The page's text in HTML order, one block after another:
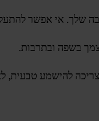
שלך. אי אפשר
בשפה ובתרבות.
להישמע טבעית,